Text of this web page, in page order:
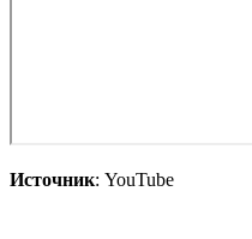
Источник: YouTube